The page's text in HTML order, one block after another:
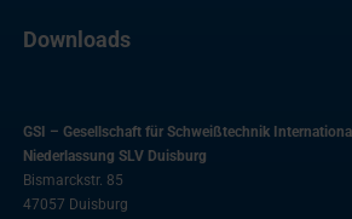
Downloads
GSI – Gesellschaft für Schweißtechnik
Niederlassung SLV Duisburg
Bismarckstr. 85
47057 Duisburg